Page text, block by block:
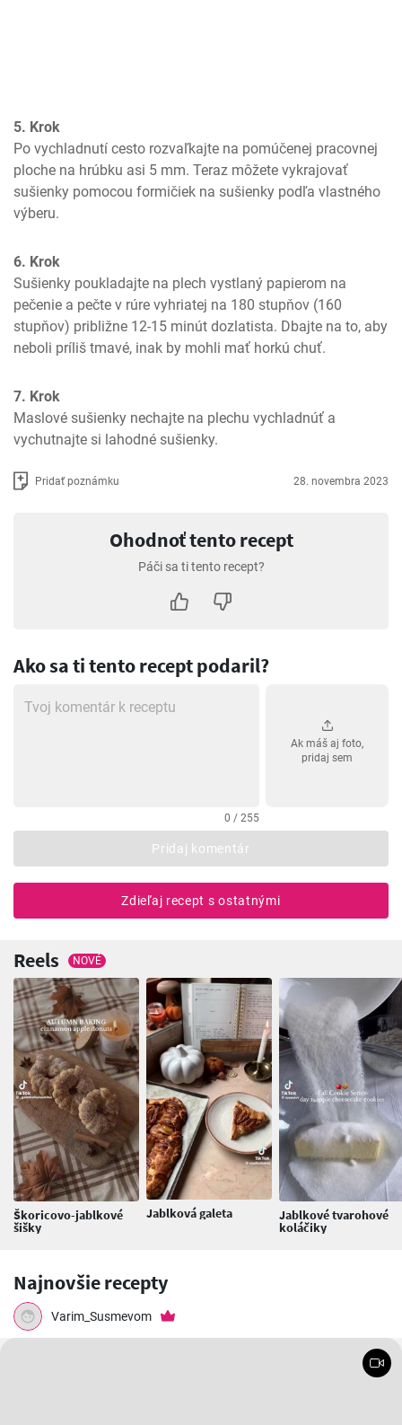
5. Krok
Po vychladnutí cesto rozvaľkajte na pomúčenej pracovnej
ploche na hrúbku asi 5 mm. Teraz môžete vykrajovať
sušienky pomocou formičiek na sušienky podľa vlastného
výberu.
6. Krok
Sušienky poukladajte na plech vystlaný papierom na
pečenie a pečte v rúre vyhriatej na 180 stupňov (160
stupňov) približne 12-15 minút dozlatista. Dbajte na to, aby
neboli príliš tmavé, inak by mohli mať horkú chuť.
7. Krok
Maslové sušienky nechajte na plechu vychladnúť a
vychutnajte si lahodné sušienky.
Pridať poznámku 28. novembra 2023
Ohodnoť tento recept
Páči sa ti tento recept?
Ako sa ti tento recept podaril?
0 / 255
Ak máš aj foto,
pridaj sem
Pridaj komentár
Zdieľaj recept s ostatnými
Reels NOVÉ
Škoricovo-jablkové
šišky
Jablková galeta Jablkové tvarohové
koláčiky
Najnovšie recepty
Varim_Susmevom